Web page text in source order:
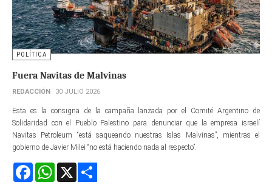
POLÍTICA
Fuera Navitas de Malvinas
REDACCIÓN 30 JULIO 2026
Esta es la consigna de la campaña lanzada por el Comité Argentino de
Solidaridad con el Pueblo Palestino para denunciar que la empresa israelí
Navitas Petroleum “está saqueando nuestras Islas Malvinas”, mientras el
gobierno de Javier Milei “no está haciendo nada al respecto”.
FacebookWhatsApp